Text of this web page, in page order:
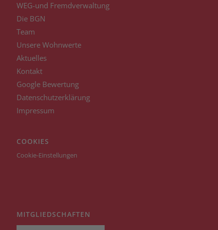
WEG-und Fremdverwaltung
Die BGN
Team
Unsere Wohnwerte
Aktuelles
Kontakt
Google Bewertung
Datenschutzerklärung
Impressum
COOKIES
Cookie-Einstellungen
MITGLIEDSCHAFTEN